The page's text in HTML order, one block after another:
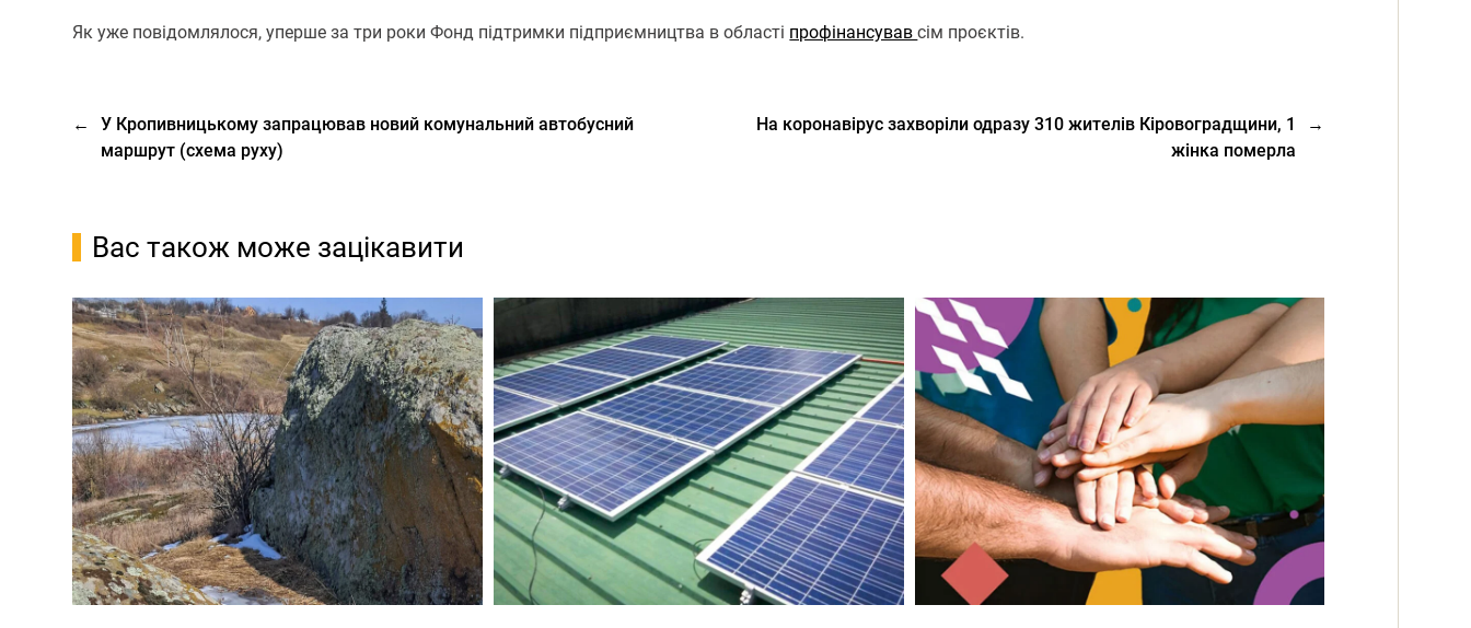
Як уже повідомлялося, уперше за три роки Фонд підтримки підприємництва в області профінансувавсім проєктів.
←
У Кропивницькому запрацював новий комунальний автобусний
маршрут (схема руху)
→
На коронавірус захворіли одразу 310 жителів Кіровоградщини, 1
жінка померла
Вас також може зацікавити